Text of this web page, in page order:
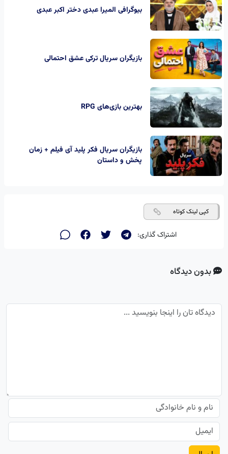
بیوگرافی المیرا عبدی دختر اکبر عبدی
بازیگران سریال ترکی عشق احتمالی
بهترین بازی‌های RPG
بازیگران سریال فکر پلید آی فیلم + زمان
پخش و داستان
کپی لینک کوتاه
اشتراک گذاری:
بدون دیدگاه